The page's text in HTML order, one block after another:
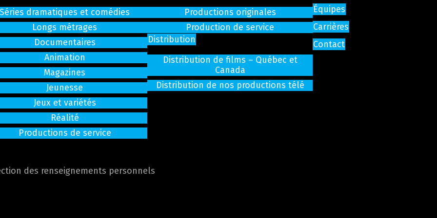
Séries dramatiques et comédies
Longs métrages
Documentaires
Animation
Magazines
Jeunesse
Jeux et variétés
Réalité
Productions de service
Productions originales
Production de service
Distribution
Distribution de films – Québec et
Canada
Distribution de nos productions télé
Équipes
Carrières
Contact
des renseignements personnels